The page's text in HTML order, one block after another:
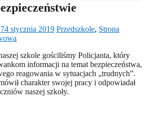
4 stycznia 2019 Przedszkole, Strona
szkole gościliśmy Policjanta, który
informacji na temat bezpieczeństwa,
reagowania w sytuacjach „trudnych”.
charakter swojej pracy i odpowiadał
naszej szkoły.